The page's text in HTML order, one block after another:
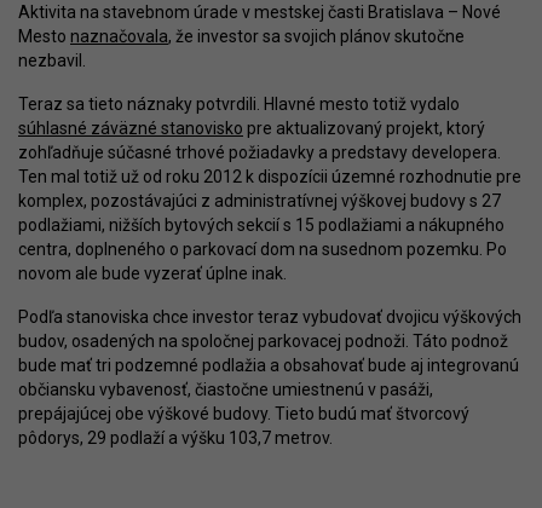
Aktivita na stavebnom úrade v mestskej časti Bratislava – Nové
Mesto naznačovala, že investor sa svojich plánov skutočne
nezbavil.
Teraz sa tieto náznaky potvrdili. Hlavné mesto totiž vydalo
súhlasné záväzné stanovisko pre aktualizovaný projekt, ktorý
zohľadňuje súčasné trhové požiadavky a predstavy developera.
Ten mal totiž už od roku 2012 k dispozícii územné rozhodnutie pre
komplex, pozostávajúci z administratívnej výškovej budovy s 27
podlažiami, nižších bytových sekcií s 15 podlažiami a nákupného
centra, doplneného o parkovací dom na susednom pozemku. Po
novom ale bude vyzerať úplne inak.
Podľa stanoviska chce investor teraz vybudovať dvojicu výškových
budov, osadených na spoločnej parkovacej podnoži. Táto podnož
bude mať tri podzemné podlažia a obsahovať bude aj integrovanú
občiansku vybavenosť, čiastočne umiestnenú v pasáži,
prepájajúcej obe výškové budovy. Tieto budú mať štvorcový
pôdorys, 29 podlaží a výšku 103,7 metrov.